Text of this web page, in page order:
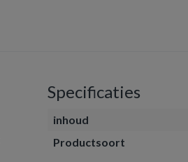
Specificaties
inhoud
Productsoort